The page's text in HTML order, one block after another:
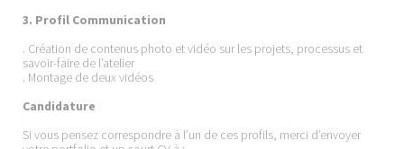
3. Profil Communication
. Création de contenus photo et vidéo sur les projets, processus et
savoir-faire de l’atelier
. Montage de deux vidéos
Candidature
Si vous pensez correspondre à l’un de ces profils, merci d’envoyer